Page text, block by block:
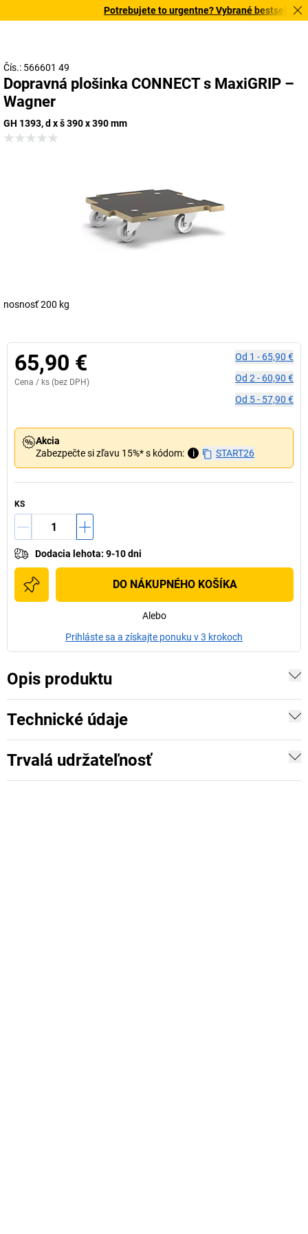
Potrebujete to urgentne? Vybrané bestsellery
Čís.: 566601 49
Dopravná plošinka CONNECT s MaxiGRIP –
Wagner
GH 1393, d x š 390 x 390 mm
nosnosť 200 kg
65,90 €
Cena / ks (bez DPH)
Od 1 - 65,90 €
Od 2 - 60,90 €
Od 5- 57,90 €
Akcia
Zabezpečte si zľavu 15%* s kódom:
i START26
KS
Dodacia lehota: 9-10 dni
DO NÁKUPNÉHO KOŠÍKA
Alebo
Prihláste sa a získajte ponuku v 3 krokoch
Opis produktu
Technické údaje
Trvalá udržateľnosť